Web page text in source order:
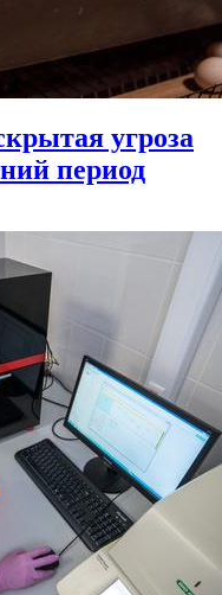
угроза
период